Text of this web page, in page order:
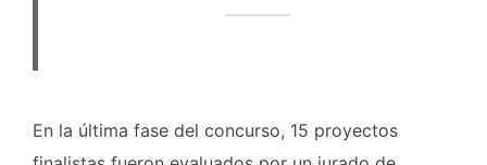
En la última fase del concurso, 15 proyectos